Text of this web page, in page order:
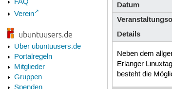
FAQ
Verein
ubuntuusers.de
Über ubuntuusers.de
Portalregeln
Mitglieder
Gruppen
Datum
Details
Neben dem
Erlanger
besteht die